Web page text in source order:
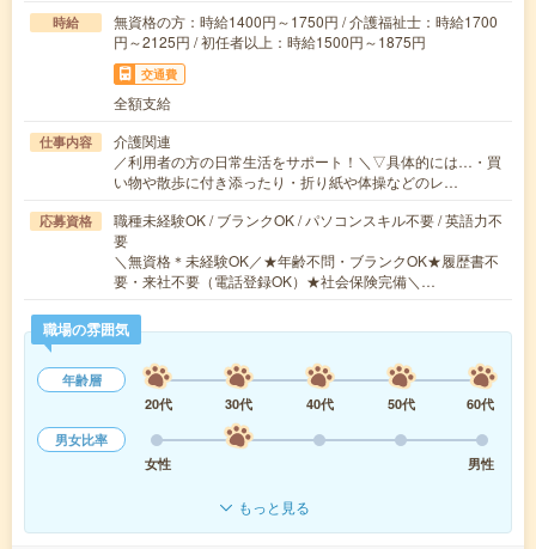
時給
無資格の方：時給1400円～1750円 / 介護福祉士：時給1700
円～2125円 / 初任者以上：時給1500円～1875円
交通費
全額支給
仕事内容
介護関連
／利用者の方の日常生活をサポート！＼▽具体的には…・買
い物や散歩に付き添ったり・折り紙や体操などのレ…
応募資格
職種未経験OK / ブランクOK / パソコンスキル不要 / 英語力不
要
＼無資格＊未経験OK／★年齢不問・ブランクOK★履歴書不
要・来社不要（電話登録OK）★社会保険完備＼…
職場の雰囲気
年齢層
20代
30代 40代 50代
60代
男女比率
女性
男性
もっと見る